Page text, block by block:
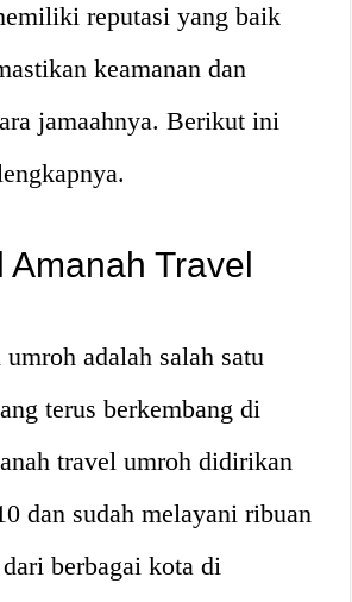
reputasi yang baik
keamanan dan
jamaahnya. Berikut ini
Amanah Travel
adalah salah satu
terus berkembang di
travel umroh didirikan
dan sudah melayani ribuan
berbagai kota di